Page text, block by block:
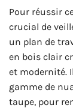
Pour réussir
crucial de
un plan de
en bois clair
et modernité.
gamme de
taupe, pour